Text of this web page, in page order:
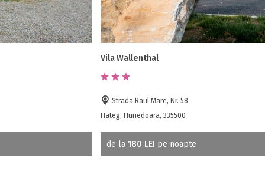
Vila Wallenthal
Strada Raul Mare, Nr. 58
Hateg, Hunedoara, 335500
de la 180 LEI pe noapte